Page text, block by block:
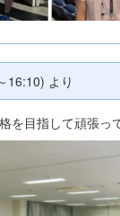
16:10) より
目指して頑張っ